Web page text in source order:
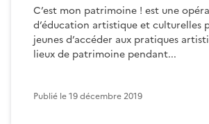
C’est mon patrimoine ! est une
d’éducation artistique et culturelles
jeunes d’accéder aux pratiques
lieux de patrimoine pendant...
Publié le19 décembre 2019